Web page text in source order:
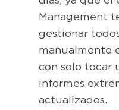
Management
gestionar
manualmente
con solo tocar
informes
actualizados.